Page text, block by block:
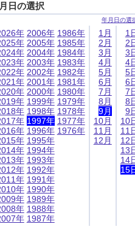
日の選択
年月日の選
年
年
年
年
年
年
年
年
年
年
年
年
年
年
年
年
年
年
年
年
2006年
2005年
2004年
2003年
2002年
2001年
2000年
1999年
1998年
1997年
1996年
1995年
1994年
1993年
1992年
1991年
1990年
1989年
1988年
1987年
1986年
1985年
1984年
1983年
1982年
1981年
1980年
1979年
1978年
1977年
1976年
1月
2月
3月
4月
5月
6月
7月
8月
9月
10月
11月
12月
1
2
3
4
5
6
7
8
9
10
11
12
13
14
15